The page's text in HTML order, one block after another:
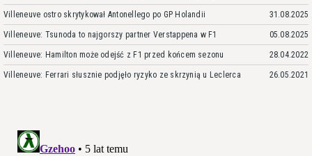
Villeneuve ostro skrytykował Antonellego po GP Holandii 31.08.2025
Villeneuve: Tsunoda to najgorszy partner Verstappena w F1 05.08.2025
Villeneuve: Hamilton może odejść z F1 przed końcem sezonu 28.04.2022
Villeneuve: Ferrari słusznie podjęło ryzyko ze skrzynią u Leclerca 26.05.2021